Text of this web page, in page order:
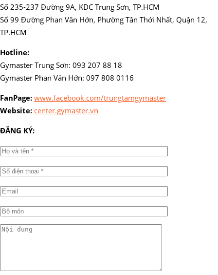
Số 235-237 Đường 9A, KDC Trung Sơn, TP.HCM
Số 99 Đường Phan Văn Hớn, Phường Tân Thới Nhất, Quận 12,
TP.HCM
Hotline:
Gymaster Trung Sơn: 093 207 88 18
Gymaster Phan Văn Hớn: 097 808 0116
FanPage: www.facebook.com/trungtamgymaster
Website: center.gymaster.vn
ĐĂNG KÝ: